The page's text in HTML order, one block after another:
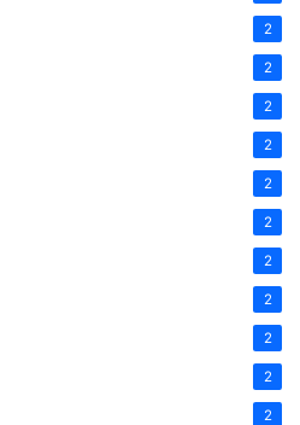
2
2
2
2
2
2
2
2
2
2
2